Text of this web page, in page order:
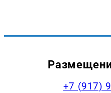
+7 (917)